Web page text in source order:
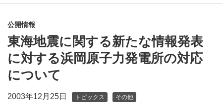
公開情報
東海地震に関する新たな情報発表
に対する浜岡原子力発電所の対応
について
2003年12月25日 トピックス その他